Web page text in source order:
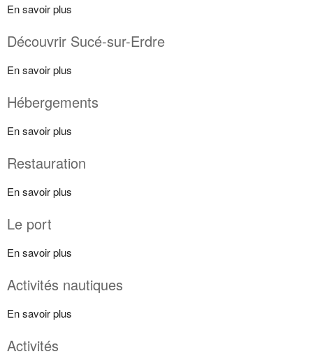
En savoir plus
Découvrir Sucé-sur-Erdre
En savoir plus
Hébergements
En savoir plus
Restauration
En savoir plus
Le port
En savoir plus
Activités nautiques
En savoir plus
Activités